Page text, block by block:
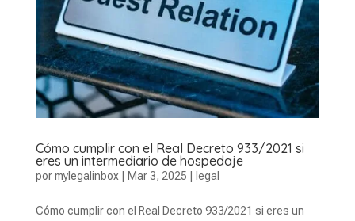
Cómo cumplir con el Real Decreto 933/2021 si
eres un intermediario de hospedaje
pormylegalinbox Mar 3, 2025 legal
Cómo cumplir con el Real Decreto 933/2021 si eres un